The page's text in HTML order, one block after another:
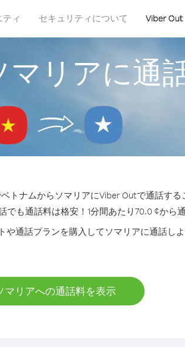
ティ セキュリティについて Viber Out
リアに通
トナムからソマリアにViber Outで通話する
でも通話料は格安！1分間あたり70.0 ¢から通
や通話プランを購入してソマリアに通話しよ
マリアへの通話料を表示